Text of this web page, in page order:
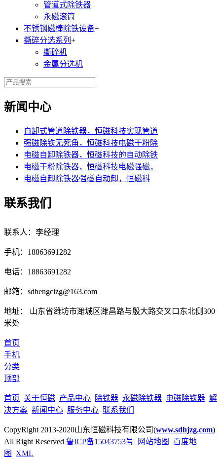
管道式除铁器
永磁滚筒
不锈钢磁棒除铁设备+
撕碎分选系列 +
撕碎机
金属分选机
新闻中心
自卸式管道除铁器，恒磁科技实现管道
强磁除铁无死角，恒磁科技电磁干粉除
电磁自卸除铁器，恒磁科技的自动除铁
电磁干粉除铁器，恒磁科技电磁强磁，
电磁自卸除铁器强磁自动卸，恒磁科
联系我们
联系人：李经理
手机：18863691282
电话：18863691282
邮箱：sdhengcizg@163.com
地址： 山东省潍坊市潍城区潍昌路与殷大路交叉口东北侧300
米处
首页
手机
分类
顶部
首页 关于恒磁 产品中心 除铁器 永磁除铁器 电磁除铁器 解
决方案 新闻中心 服务中心 联系我们
CopyRight 2013-2020山东恒磁科技有限公司(www.sdhjzg.com)
All Right Reserved 鲁ICP备15043753号 网站地图
百度地
图
XML